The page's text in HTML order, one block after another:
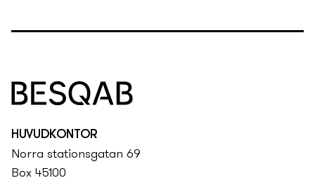
HUVUDKONTOR
Norra stationsgatan 69
Box 45100